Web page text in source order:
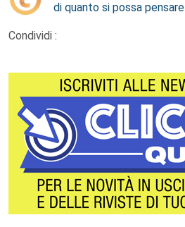
di quanto si possa pensare
Condividi :